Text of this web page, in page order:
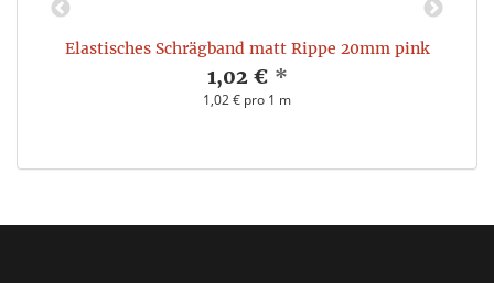
Elastisches Schrägband matt Rippe 20mm pink
1,02 € *
1,02 € pro 1 m